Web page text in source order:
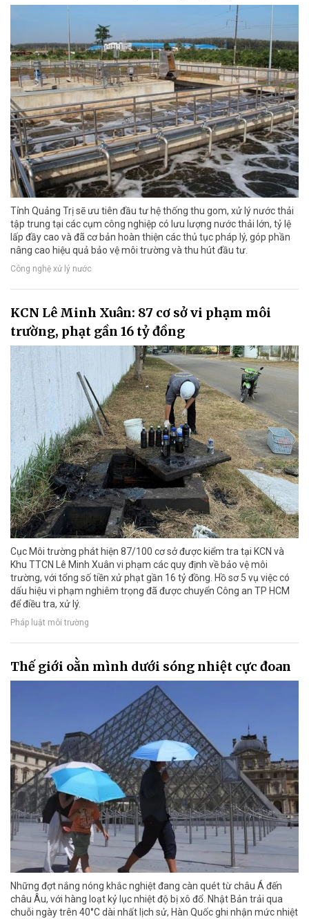
Tỉnh Quảng Trị sẽ ưu tiên đầu tư hệ thống thu gom, xử lý nước thải
tập trung tại các cụm công nghiệp có lưu lượng nước thải lớn, tỷ lệ
lấp đầy cao và đã cơ bản hoàn thiện các thủ tục pháp lý, góp phần
nâng cao hiệu quả bảo vệ môi trường và thu hút đầu tư.
Công nghệ xử lý nước
KCN Lê Minh Xuân: 87 cơ sở vi phạm môi
trường, phạt gần 16 tỷ đồng
Cục Môi trường phát hiện 87/100 cơ sở được kiểm tra tại KCN và
Khu TTCN Lê Minh Xuân vi phạm các quy định về bảo vệ môi
trường, với tổng số tiền xử phạt gần 16 tỷ đồng. Hồ sơ 5 vụ việc có
dấu hiệu vi phạm nghiêm trọng đã được chuyển Công an TP HCM
để điều tra, xử lý.
Pháp luật môi trường
Thế giới oằn mình dưới sóng nhiệt cực đoan
Những đợt nắng nóng khắc nghiệt đang càn quét từ châu Á đến
châu Âu, với hàng loạt kỷ lục nhiệt độ bị xô đổ. Nhật Bản trải qua
chuỗi ngày trên 40°C dài nhất lịch sử, Hàn Quốc ghi nhận mức nhiệt